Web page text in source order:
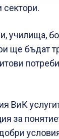
сектори.
училища,
ще бъдат
ВиК
за